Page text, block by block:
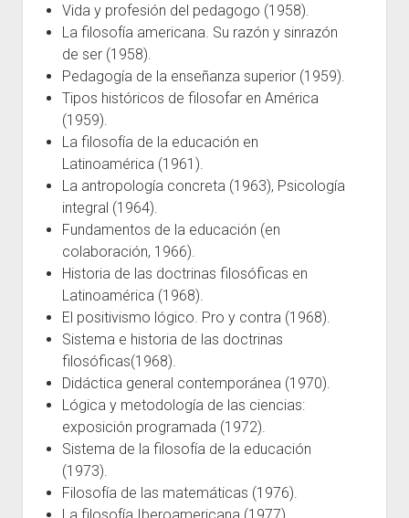
Vida y profesión del pedagogo (1958).
La filosofía americana. Su razón y sinrazón
de ser (1958).
Pedagogía de la enseñanza superior (1959).
Tipos históricos de filosofar en América
(1959).
La filosofía de la educación en
Latinoamérica (1961).
La antropología concreta (1963), Psicología
integral (1964).
Fundamentos de la educación (en
colaboración, 1966).
Historia de las doctrinas filosóficas en
Latinoamérica (1968).
El positivismo lógico. Pro y contra (1968).
Sistema e historia de las doctrinas
filosóficas(1968).
Didáctica general contemporánea (1970).
Lógica y metodología de las ciencias:
exposición programada (1972).
Sistema de la filosofía de la educación
(1973).
Filosofía de las matemáticas (1976).
La filosofía Iberoamericana (1977).